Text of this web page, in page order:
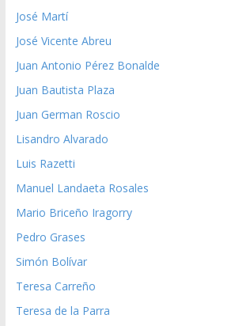
José Martí
José Vicente Abreu
Juan Antonio Pérez Bonalde
Juan Bautista Plaza
Juan German Roscio
Lisandro Alvarado
Luis Razetti
Manuel Landaeta Rosales
Mario Briceño Iragorry
Pedro Grases
Simón Bolívar
Teresa Carreño
Teresa de la Parra